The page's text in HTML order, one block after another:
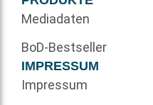
Mediadaten
BoD-Bestseller
IMPRESSUM
Impressum